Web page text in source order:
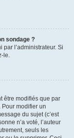
sondage ?
par l’administrateur. Si
le.
être modifiés que par
Pour modifier un
du sujet (c’est
n’a voté, l’auteur
seuls les